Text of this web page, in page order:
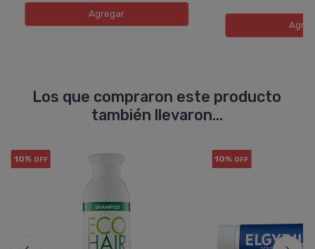
Agregar
Los que compraron este producto
también llevaron...
10% OFF 10% OFF